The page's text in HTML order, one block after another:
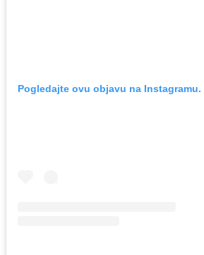
Pogledajte ovu objavu na Instagramu.